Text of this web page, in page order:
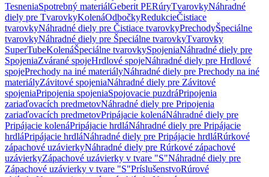
TesneniaSpotrebný materiálGeberit PERúryTvarovkyNáhradné
diely pre TvarovkyKolenáOdbočkyRedukcieČistiace
tvarovkyNáhradné diely pre Čistiace tvarovkyPrechodyŠpeciálne
tvarovkyNáhradné diely pre Špeciálne tvarovkyTvarovky
SuperTubeKolenáŠpeciálne tvarovkySpojeniaNáhradné diely pre
SpojeniaZvárané spojeHrdlové spojeNáhradné diely pre Hrdlové
spojePrechody na iné materiályNáhradné diely pre Prechody na iné
materiályZávitové spojeniaNáhradné diely pre Závitové
spojeniaPripojenia spojeniaSpojovacie puzdráPripojenia
zariaďovacích predmetovNáhradné diely pre Pripojenia
zariaďovacích predmetovPripájacie kolenáNáhradné diely pre
Pripájacie kolenáPripájacie hrdláNáhradné diely pre Pripájacie
hrdláPripájacie hrdláNáhradné diely pre Pripájacie hrdláRúrkové
zápachové uzávierkyNáhradné diely pre Rúrkové zápachové
uzávierkyZápachové uzávierky v tvare "S"Náhradné diely pre
Zápachové uzávierky v tvare "S"PríslušenstvoRúrové